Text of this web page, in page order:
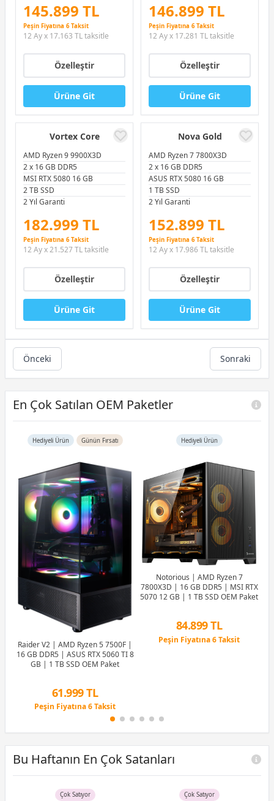
145.899 TL
Peşin Fiyatına 6 Taksit
12 Ay x 17.163 TL taksitle
Özelleştir
Ürüne Git
146.899 TL
Peşin Fiyatına 6 Taksit
12 Ay x 17.281 TL taksitle
Özelleştir
Ürüne Git
Vortex Core
AMD Ryzen 9 9900X3D
2 x 16 GB DDR5
MSI RTX 5080 16 GB
2 TB SSD
2 Yıl Garanti
182.999 TL
Peşin Fiyatına 6 Taksit
12 Ay x 21.527 TL taksitle
Özelleştir
Ürüne Git
Nova Gold
AMD Ryzen 7 7800X3D
2 x 16 GB DDR5
ASUS RTX 5080 16 GB
1 TB SSD
2 Yıl Garanti
152.899 TL
Peşin Fiyatına 6 Taksit
12 Ay x 17.986 TL taksitle
Özelleştir
Ürüne Git
Önceki Sonraki
En Çok Satılan OEM Paketler
Hediyeli Ürün Günün Fırsatı
Raider V2 | AMD Ryzen 5 7500F |
16 GB DDR5 | ASUS RTX 5060 TI 8
GB | 1 TB SSD OEM Paket
61.999 TL
Peşin Fiyatına 6 Taksit
12 Ay x 7.293 TL taksitle
Hediyeli Ürün
Notorious | AMD Ryzen 7
7800X3D | 16 GB DDR5 | MSI RTX
5070 12 GB | 1 TB SSD OEM Paket
84.899 TL
Peşin Fiyatına 6 Taksit
Bu Haftanın En Çok Satanları
Çok Satıyor Çok Satıyor